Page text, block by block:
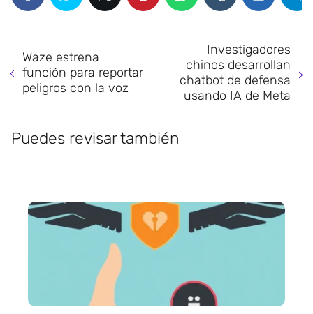
Waze estrena
función para reportar
peligros con la voz
Investigadores
chinos desarrollan
chatbot de defensa
usando IA de Meta
Puedes revisar también